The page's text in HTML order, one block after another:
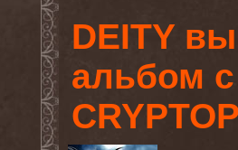
DEITY
альбом